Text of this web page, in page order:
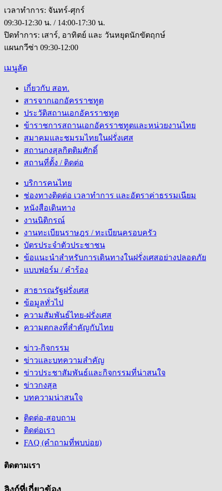
เวลาทำการ: จันทร์-ศุกร์
09:30-12:30 น. / 14:00-17:30 น.
ปิดทำการ: เสาร์, อาทิตย์ และ วันหยุดนักขัตฤกษ์
แผนกวีซ่า 09:30-12:00
เมนูลัด
เกี่ยวกับ สอท.
สารจากเอกอัครราชทูต
ประวัติสถานเอกอัครราชทูต
ข้าราชการสถานเอกอัครราชทูตและหน่วยงานไทย
สมาคมและชมรมไทยในฝรั่งเศส
สถานกงสุลกิตติมศักดิ์
สถานที่ตั้ง / ติดต่อ
บริการคนไทย
ช่องทางติดต่อ เวลาทำการ และอัตราค่าธรรมเนียม
หนังสือเดินทาง
งานนิติกรณ์
งานทะเบียนราษฎร / ทะเบียนครอบครัว
บัตรประจำตัวประชาชน
ข้อแนะนำสำหรับการเดินทางในฝรั่งเศสอย่างปลอดภัย
แบบฟอร์ม / คำร้อง
สาธารณรัฐฝรั่งเศส
ข้อมูลทั่วไป
ความสัมพันธ์ไทย-ฝรั่งเศส
ความตกลงที่สำคัญกับไทย
ข่าว-กิจกรรม
ข่าวและบทความสำคัญ
ข่าวประชาสัมพันธ์และกิจกรรมที่น่าสนใจ
ข่าวกงสุล
บทความน่าสนใจ
ติดต่อ-สอบถาม
ติดต่อเรา
FAQ (คำถามที่พบบ่อย)
ติดตามเรา